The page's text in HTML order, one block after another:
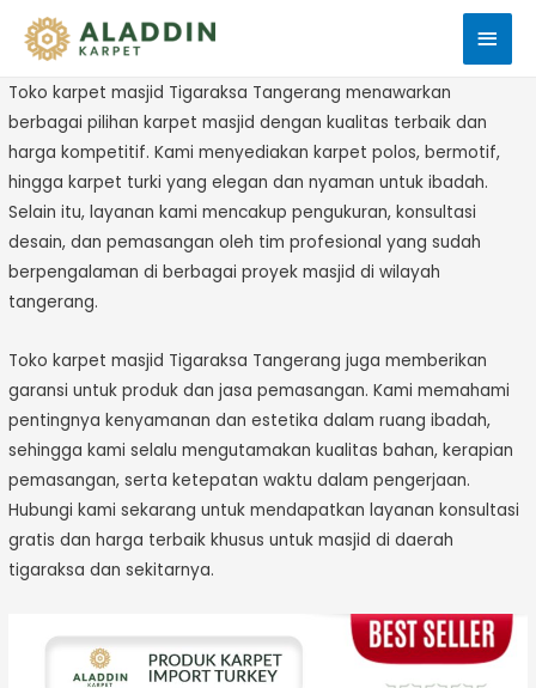
Toko karpet masjid Tigaraksa Tangerang menawarkan
berbagai pilihan karpet masjid dengan kualitas terbaik dan
harga kompetitif. Kami menyediakan karpet polos, bermotif,
hingga karpet turki yang elegan dan nyaman untuk ibadah.
Selain itu, layanan kami mencakup pengukuran, konsultasi
desain, dan pemasangan oleh tim profesional yang sudah
berpengalaman di berbagai proyek masjid di wilayah
tangerang.
Toko karpet masjid Tigaraksa Tangerang juga memberikan
garansi untuk produk dan jasa pemasangan. Kami memahami
pentingnya kenyamanan dan estetika dalam ruang ibadah,
sehingga kami selalu mengutamakan kualitas bahan, kerapian
pemasangan, serta ketepatan waktu dalam pengerjaan.
Hubungi kami sekarang untuk mendapatkan layanan konsultasi
gratis dan harga terbaik khusus untuk masjid di daerah
tigaraksa dan sekitarnya.